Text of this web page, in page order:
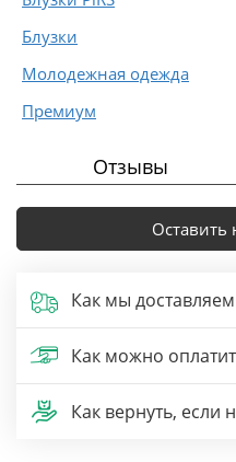
Блузки
Молодежная одежда
Премиум
Отзывы
Оставить
Как мы доставляем
Как можно
Как вернуть, если